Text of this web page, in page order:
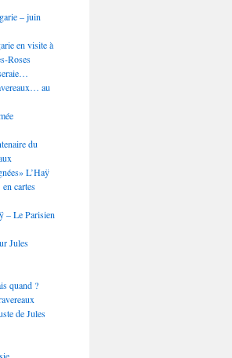
– juin
en visite à
Roses
au
du
L’Haÿ
cartes
– Le Parisien
Jules
quand ?
de Jules